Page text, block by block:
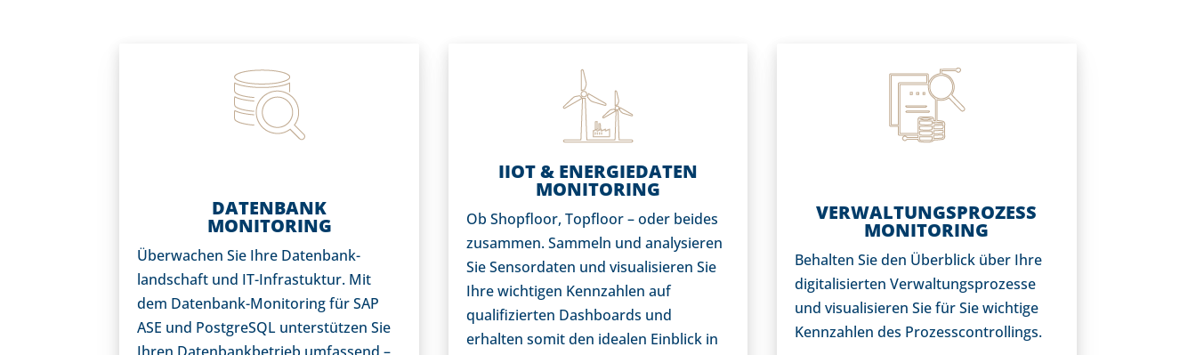
DATENBANK
MONITORING
Überwachen Sie Ihre Datenbank-
landschaft und IT-Infrastuktur. Mit
dem Datenbank-Monitoring für SAP
ASE und PostgreSQL unterstützen Sie
IIOT & ENERGIEDATEN
MONITORING
Ob Shopfloor, Topfloor – oder beides
zusammen. Sammeln und analysieren
Sie Sensordaten und visualisieren Sie
Ihre wichtigen Kennzahlen auf
qualifizierten Dashboards und
erhalten somit den idealen Einblick in
VERWALTUNGSPROZESS
MONITORING
Behalten Sie den Überblick über Ihre
digitalisierten Verwaltungsprozesse
und visualisieren Sie für Sie wichtige
Kennzahlen des Prozesscontrollings.